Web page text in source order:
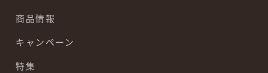
商品情報
キャンペーン
特集